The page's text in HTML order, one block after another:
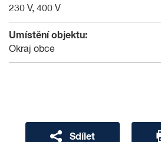
230 V, 400 V
Umístění objektu:
Okraj obce
Sdílet